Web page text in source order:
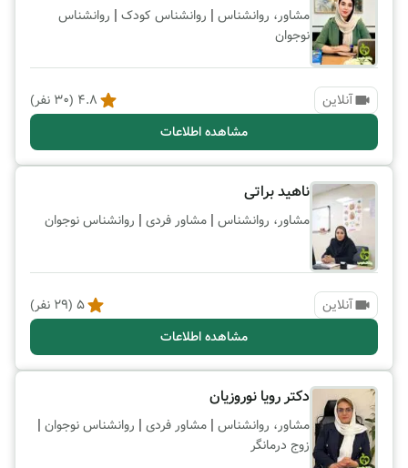
مشاور، روانشناس | روانشناس کودک | روانشناس
نوجوان
آنلاین 4.8
(
30 نفر)
مشاهده اطلاعات
ناهید براتی
مشاور، روانشناس | مشاور فردی | روانشناس نوجوان
آنلاین 5
(
29 نفر)
مشاهده اطلاعات
دکتر رویا نوروزیان
مشاور، روانشناس | مشاور فردی | روانشناس نوجوان |
زوج درمانگر